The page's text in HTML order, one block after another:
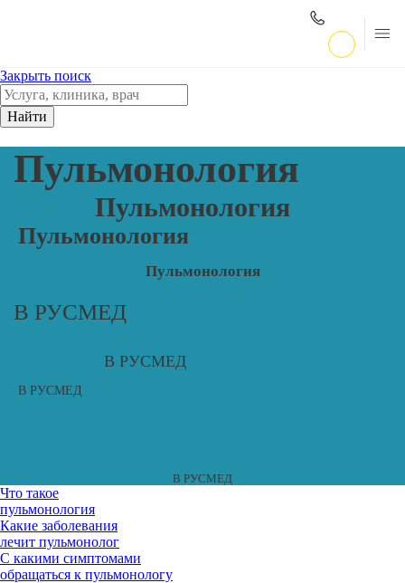
Закрыть поиск
Найти
Пульмонология
Пульмонология
Пульмонология
Пульмонология
В РУСМЕД
В РУСМЕД
В РУСМЕД
В РУСМЕД
Что такое
пульмонология
Какие заболевания
лечит пульмонолог
С какими симптомами
обращаться к пульмонологу